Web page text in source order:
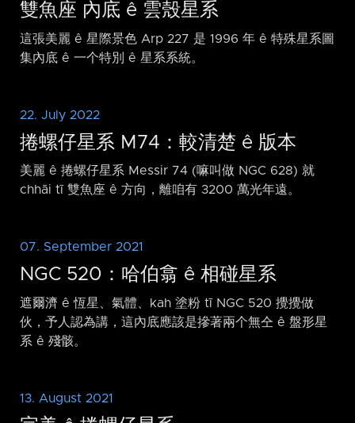
雙魚座 內底 ê 雲殼星系
這張美麗 ê 星際景色 Arp 227 是 1996 年 ê 特殊星系圖
集內底 ê 一个特別 ê 星系系統。
22. July 2022
捲螺仔星系 M74：較清楚 ê 版本
美麗 ê 捲螺仔星系 Messir 74 (嘛叫做 NGC 628) 就
chhāi tī 雙魚座 ê 方向，離咱有 3200 萬光年遠。
07. September 2021
NGC 520：哈伯翕 ê 相碰星系
遮爾濟 ê 恆星、氣體、kah 塗粉 tī NGC 520 攪攪做
伙，予人認為講，這內底應該是摻著兩个無仝 ê 盤形星
系 ê 殘骸。
13. August 2021